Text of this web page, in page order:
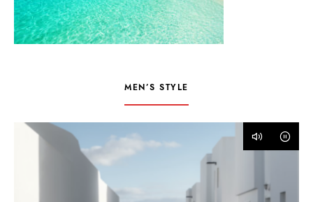
MEN’S STYLE